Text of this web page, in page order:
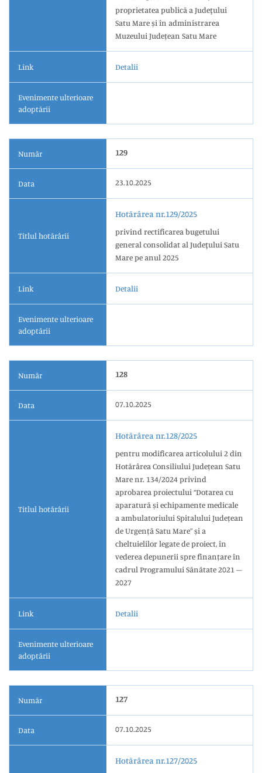
proprietatea publică a Judeţului
Satu Mare și în administrarea
Muzeului Județean Satu Mare
Link Detalii
Evenimente ulterioare
adoptării
Număr 129
Data 23.10.2025
Titlul hotărârii
Hotărârea nr.129/2025
privind rectificarea bugetului
general consolidat al Judeţului Satu
Mare pe anul 2025
Link Detalii
Evenimente ulterioare
adoptării
Număr 128
Data 07.10.2025
Titlul hotărârii
Hotărârea nr.128/2025
pentru modificarea articolului 2 din
Hotărârea Consiliului Județean Satu
Mare nr. 134/2024 privind
aprobarea proiectului “Dotarea cu
aparatură și echipamente medicale
a ambulatoriului Spitalului Județean
de Urgență Satu Mare” și a
cheltuielilor legate de proiect, în
vederea depunerii spre finanțare în
cadrul Programului Sănătate 2021 –
2027
Link Detalii
Evenimente ulterioare
adoptării
Număr 127
Data 07.10.2025
Hotărârea nr.127/2025